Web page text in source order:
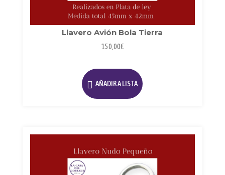
Llavero Avión Bola Tierra
150,00€
AÑADIR A LISTA